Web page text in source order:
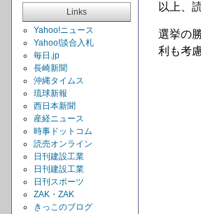
Links
Yahoo!ニュース
Yahoo!談合入札
毎日.jp
長崎新聞
沖縄タイムス
琉球新報
西日本新聞
産経ニュース
時事ドットコム
読売オンライン
日刊建設工業
日刊建設工業
日刊スポーツ
ZAK・ZAK
きっこのブログ
以上、
選挙の
利も考